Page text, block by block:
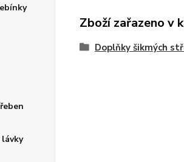
Zboží zařazeno v
Doplňky šikmých